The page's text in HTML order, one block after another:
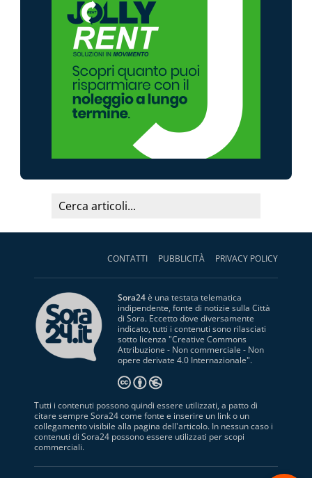
CONTATTI PUBBLICITÀ PRIVACY POLICY
Sora24è una testata telematica
indipendente, fonte di notizie sulla Città
di Sora. Eccetto dove diversamente
indicato, tutti i contenuti sono rilasciati
sotto licenza "Creative Commons
Attribuzione - Non commerciale - Non
opere derivate 4.0 Internazionale".
Tutti i contenuti possono quindi essere utilizzati, a patto di
citare sempre Sora24 come fonte e inserire un link o un
collegamento visibile alla pagina dell'articolo. In nessun caso i
contenuti di Sora24 possono essere utilizzati per scopi
commerciali.